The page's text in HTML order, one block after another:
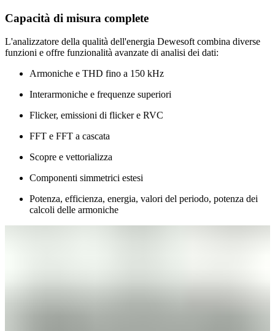
Capacità di misura complete
L'analizzatore della qualità dell'energia Dewesoft combina diverse
funzioni e offre funzionalità avanzate di analisi dei dati:
Armoniche e THD fino a 150 kHz
Interarmoniche e frequenze superiori
Flicker, emissioni di flicker e RVC
FFT e FFT a cascata
Scopre e vettorializza
Componenti simmetrici estesi
Potenza, efficienza, energia, valori del periodo, potenza dei
calcoli delle armoniche